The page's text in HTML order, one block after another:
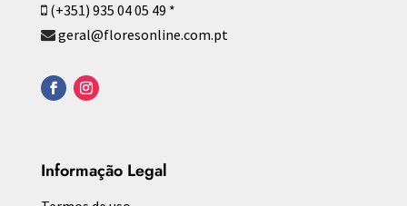
(+351) 935 04 05 49 *
geral@floresonline.com.pt
Informação Legal